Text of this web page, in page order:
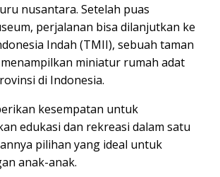
nusantara. Setelah puas
perjalanan bisa dilanjutkan ke
Indah (TMII), sebuah taman
miniatur rumah adat
di Indonesia.
kesempatan untuk
edukasi dan rekreasi dalam satu
pilihan yang ideal untuk
anak-anak.